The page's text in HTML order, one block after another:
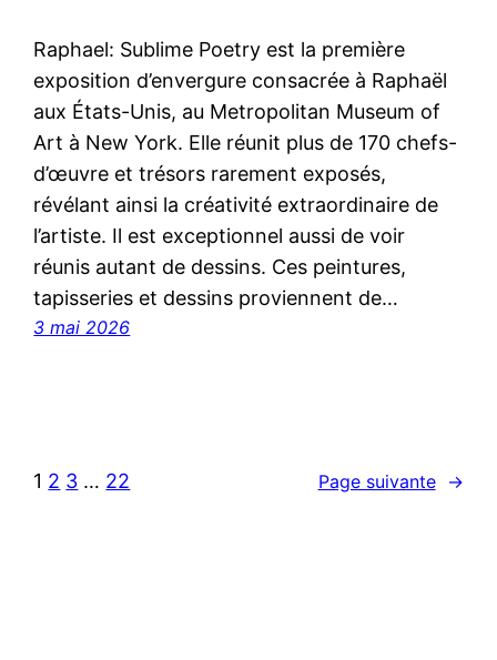
Raphael: Sublime Poetry est la première
exposition d’envergure consacrée à Raphaël
aux États-Unis, au Metropolitan Museum of
Art à New York. Elle réunit plus de 170 chefs-
d’œuvre et trésors rarement exposés,
révélant ainsi la créativité extraordinaire de
l’artiste. Il est exceptionnel aussi de voir
réunis autant de dessins. Ces peintures,
tapisseries et dessins proviennent de…
3 mai 2026
1 2 3 … 22 Page suivante →